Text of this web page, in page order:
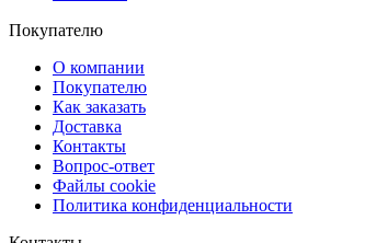
Покупателю
О компании
Покупателю
Как заказать
Доставка
Контакты
Вопрос-ответ
Файлы cookie
Политика конфиденциальности